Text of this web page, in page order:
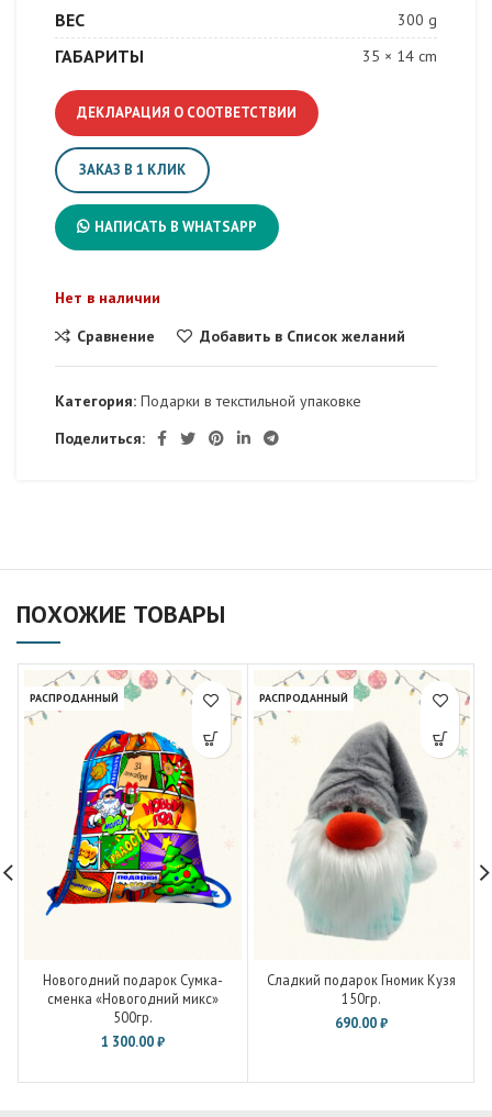
ВЕС 300 g
ГАБАРИТЫ 35 × 14 cm
ДЕКЛАРАЦИЯ О СООТВЕТСТВИИ
ЗАКАЗ В 1 КЛИК
НАПИСАТЬ В WHATSAPP
Нет в наличии
Сравнение
Добавить в Список желаний
Категория: Подарки в текстильной упаковке
Поделиться:
ПОХОЖИЕ ТОВАРЫ
РАСПРОДАННЫЙ
Новогодний подарок Сумка-
сменка «Новогодний микс»
500гр.
1 300.00₽
РАСПРОДАННЫЙ
Сладкий подарок Гномик Кузя
150гр.
690.00₽